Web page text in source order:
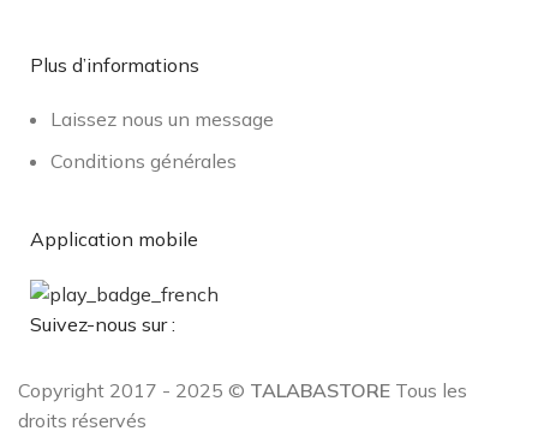
Plus d’informations
Laissez nous un message
Conditions générales
Application mobile
Suivez-nous sur :
Copyright 2017 - 2025 © TALABASTORE Tous les
droits réservés